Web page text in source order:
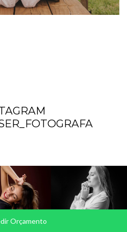
Orçamento